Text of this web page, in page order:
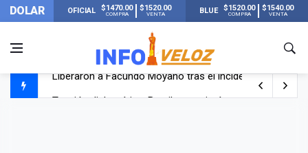
DOLAR OFICIAL $1470.00
COMPRA
$1520.00
VENTA BLUE $1520.00
COMPRA
$1540.00
VENTA
Liberaron a Facundo Moyano tras el incidente con
Tensión diplomática: Brasil no enviará a su embajador